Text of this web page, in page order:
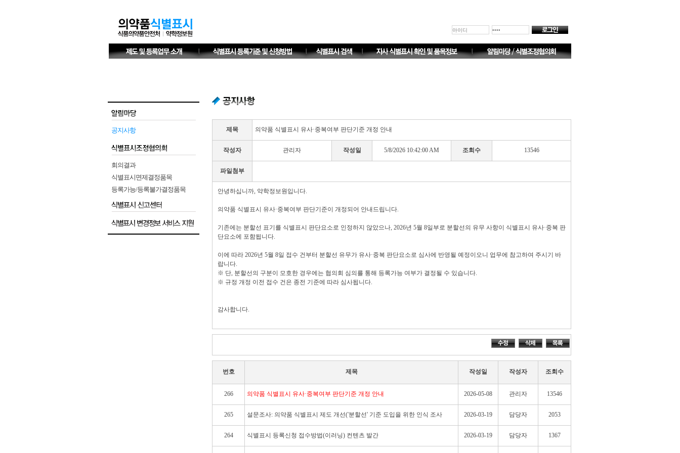
공지사항
회의결과
식별표시면제결정품목
등록가능/등록불가결정품목
제목 의약품 식별표시 유사·중복여부 판단기준 개정 안내
작성자 관리자 작성일 5/8/2026 10:42:00 AM 조회수 13546
파일첨부
안녕하십니까, 약학정보원입니다.
의약품 식별표시 유사·중복여부 판단기준이 개정되어 안내드립니다.
기존에는 분할선 표기를 식별표시 판단요소로 인정하지 않았으나, 2026년 5월 8일부로 분할선의 유무 사항이 식별표시 유사·중복 판
단요소에 포함됩니다.
이에 따라 2026년 5월 8일 접수 건부터 분할선 유무가 유사·중복 판단요소로 심사에 반영될 예정이오니 업무에 참고하여 주시기 바
랍니다.
※ 단, 분할선의 구분이 모호한 경우에는 협의회 심의를 통해 등록가능 여부가 결정될 수 있습니다.
※ 규정 개정 이전 접수 건은 종전 기준에 따라 심사됩니다.
감사합니다.
번호 제목 작성일 작성자 조회수
266 의약품 식별표시 유사·중복여부 판단기준 개정 안내 2026-05-08 관리자 13546
265 설문조사: 의약품 식별표시 제도 개선('분할선' 기준 도입을 위한 인식 조사 2026-03-19 담당자 2053
264 식별표시 등록신청 접수방법(이러닝) 컨텐츠 발간 2026-03-19 담당자 1367